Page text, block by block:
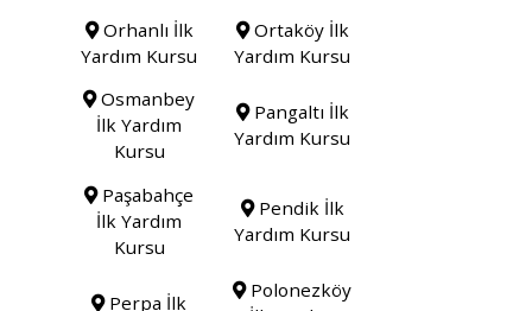
Orhanlı İlk
Yardım Kursu
Ortaköy İlk
Yardım Kursu
Osmanbey
İlk Yardım
Kursu
Pangaltı İlk
Yardım Kursu
Paşabahçe
İlk Yardım
Kursu
Pendik İlk
Yardım Kursu
Perpa İlk
Polonezköy